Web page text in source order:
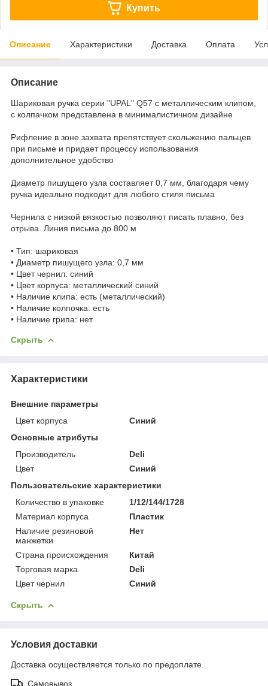
Купить
Описание Характеристики Доставка Оплата
Описание
Шариковая ручка серии "UPAL" Q57 с металлическим клипом,
с колпачком представлена в минималистичном дизайне
Рифление в зоне захвата препятствует скольжению пальцев
при письме и придает процессу использования
дополнительное удобство
Диаметр пишущего узла составляет 0,7 мм, благодаря чему
ручка идеально подходит для любого стиля письма
Чернила с низкой вязкостью позволяют писать плавно, без
отрыва. Линия письма до 800 м
• Тип: шариковая
• Диаметр пишущего узла: 0,7 мм
• Цвет чернил: синий
• Цвет корпуса: металлический синий
• Наличие клипа: есть (металлический)
• Наличие колпочка: есть
• Наличие грипа: нет
Скрыть
Характеристики
Внешние параметры
Цвет корпуса
Синий
Основные атрибуты
Производитель
Deli
Цвет
Синий
Пользовательские характеристики
Количество в упаковке
1/12/144/1728
Материал корпуса
Пластик
Наличие резиновой
манжетки
Нет
Страна происхождения
Китай
Торговая марка
Deli
Цвет чернил
Синий
Скрыть
Условия доставки
Доставка осуществляется только по предоплате.
Самовывоз